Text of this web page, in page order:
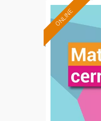
ONLINE